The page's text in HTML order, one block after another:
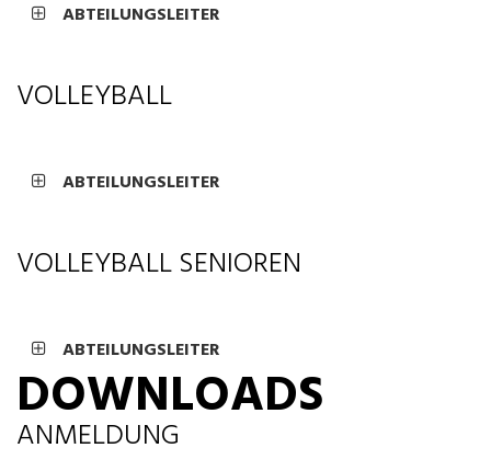
ABTEILUNGSLEITER
VOLLEYBALL
ABTEILUNGSLEITER
VOLLEYBALL SENIOREN
ABTEILUNGSLEITER
DOWNLOADS
ANMELDUNG